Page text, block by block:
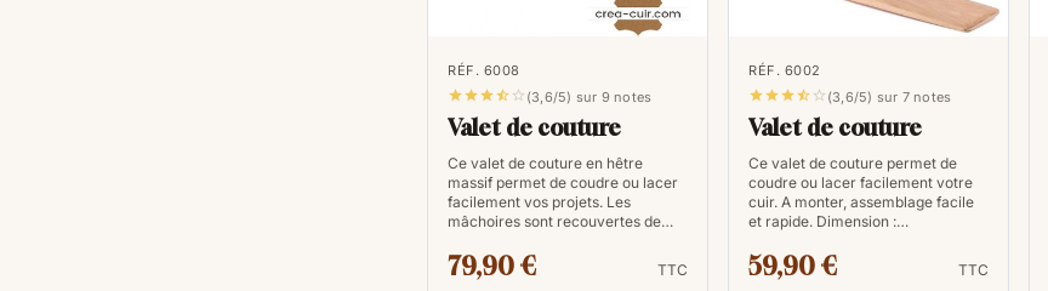
RÉF. 6008
  (3,6/5) sur 9 notes
Valet de couture
Ce valet de couture en hêtre
massif permet de coudre ou lacer
facilement vos projets. Les
mâchoires sont recouvertes de…
79,90 € TTC
RÉF. 6002
  (3,6/5) sur 7 notes
Valet de couture
Ce valet de couture permet de
coudre ou lacer facilement votre
cuir. A monter, assemblage facile
et rapide. Dimension :…
59,90 € TTC